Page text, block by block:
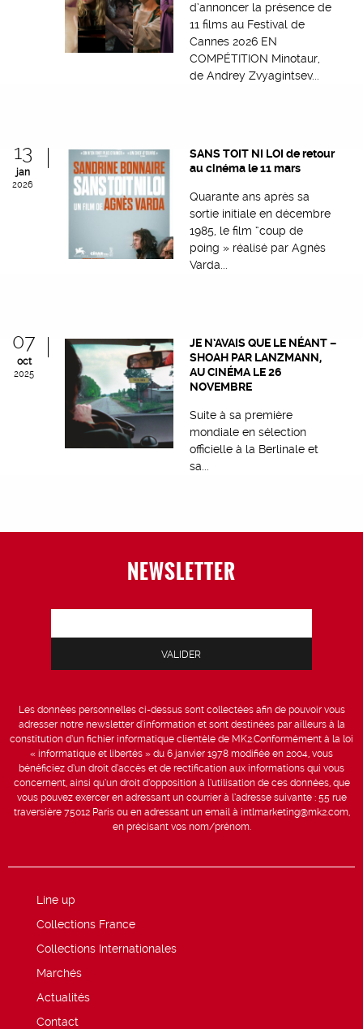
d’annoncer la présence de
11 films au Festival de
Cannes 2026 EN
COMPÉTITION Minotaur,
de Andrey Zvyagintsev...
13
jan
2026
SANS TOIT NI LOI de retour
au cinéma le 11 mars
Quarante ans après sa
sortie initiale en décembre
1985, le film “coup de
poing » réalisé par Agnès
Varda...
07
oct
2025
JE N’AVAIS QUE LE NÉANT –
SHOAH PAR LANZMANN,
AU CINÉMA LE 26
NOVEMBRE
Suite à sa première
mondiale en sélection
officielle à la Berlinale et
sa...
NEWSLETTER
Les données personnelles ci-dessus sont collectées afin de pouvoir vous
adresser notre newsletter d’information et sont destinées par ailleurs à la
constitution d’un fichier informatique clientèle de MK2.Conformément à la loi
« informatique et libertés » du 6 janvier 1978 modifiée en 2004, vous
bénéficiez d’un droit d’accès et de rectification aux informations qui vous
concernent, ainsi qu’un droit d’opposition à l’utilisation de ces données, que
vous pouvez exercer en adressant un courrier à l’adresse suivante : 55 rue
traversière 75012 Paris ou en adressant un email à intlmarketing@mk2.com,
en précisant vos nom/prénom.
Line up
Collections France
Collections Internationales
Marchés
Actualités
Contact